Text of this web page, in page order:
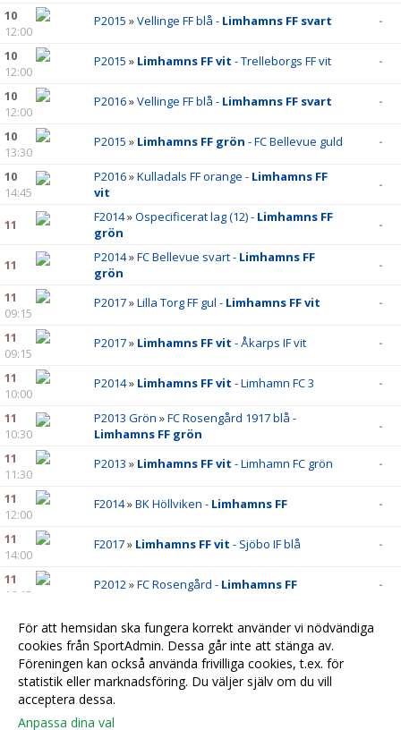
10
12:00
P2015 »Vellinge FF blå - Limhamns FF svart -
10
12:00
P2015 » Limhamns FF vit - Trelleborgs FF vit -
10
12:00
P2016»Vellinge FF blå - Limhamns FF svart -
10
13:30
P2015 » Limhamns FF grön - FC Bellevue guld -
10
14:45
P2016»Kulladals FF orange - Limhamns FF
vit
-
11 F2014»Ospecificerat lag (12) - Limhamns FF
grön
-
11 P2014»FC Bellevue svart - Limhamns FF
grön
-
11
09:15
P2017»Lilla Torg FF gul - Limhamns FF vit -
11
09:15
P2017» Limhamns FF vit - Åkarps IF vit -
11
10:00
P2014» Limhamns FF vit - Limhamn FC 3 -
11
10:30
P2013 Grön »FC Rosengård 1917 blå -
Limhamns FF grön
-
11
11:30
P2013 » Limhamns FF vit - Limhamn FC grön -
11
12:00
F2014»BK Höllviken - Limhamns FF -
11
14:00
F2017» Limhamns FF vit - Sjöbo IF blå -
11
16:15
P2012»FC Rosengård - Limhamns FF -
P2011»IFK Ystad FK (9m9) -Limhamns FF 1
10:00
P2013»Eslövs BK vit -Limhamns FF vit
För att hemsidan ska fungera korrekt använder vi nödvändiga
cookies från SportAdmin. Dessa går inte att stänga av.
Föreningen kan också använda frivilliga cookies, t.ex. för
statistik eller marknadsföring. Du väljer själv om du vill
acceptera dessa.
Anpassa dina val